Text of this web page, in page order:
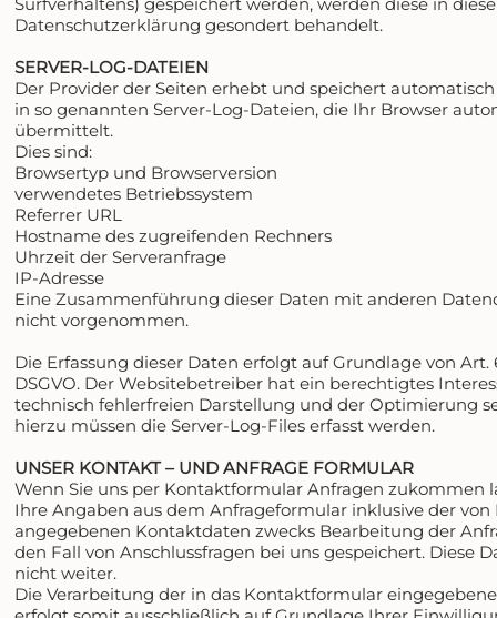
Datenschutzerklärung gesondert behandelt.
SERVER-LOG-DATEIEN
Der Provider der Seiten erhebt und speichert
in so genannten Server-Log-Dateien, die Ihr Browser
übermittelt.
Dies sind:
Browsertyp und Browserversion
verwendetes Betriebssystem
Referrer URL
Hostname des zugreifenden Rechners
Uhrzeit der Serveranfrage
IP-Adresse
Eine Zusammenführung dieser Daten mit anderen
nicht vorgenommen.
Die Erfassung dieser Daten erfolgt auf Grundlage von Art.
DSGVO. Der Websitebetreiber hat ein berechtigtes
technisch fehlerfreien Darstellung und der Optimierung
hierzu müssen die Server-Log-Files erfasst werden.
UNSER KONTAKT – UND ANFRAGE FORMULAR
Wenn Sie uns per Kontaktformular Anfragen zukommen
Ihre Angaben aus dem Anfrageformular inklusive der
angegebenen Kontaktdaten zwecks Bearbeitung der
den Fall von Anschlussfragen bei uns gespeichert. Diese
nicht weiter.
Die Verarbeitung der in das Kontaktformular